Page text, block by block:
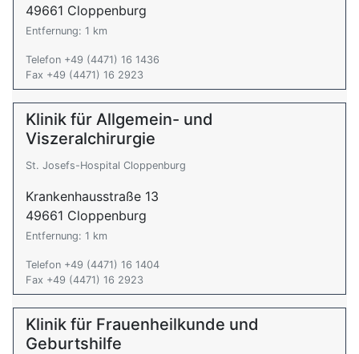
49661 Cloppenburg
Entfernung: 1 km
Telefon +49 (4471) 16 1436
Fax +49 (4471) 16 2923
Klinik für Allgemein- und
Viszeralchirurgie
St. Josefs-Hospital Cloppenburg
Krankenhausstraße 13
49661 Cloppenburg
Entfernung: 1 km
Telefon +49 (4471) 16 1404
Fax +49 (4471) 16 2923
Klinik für Frauenheilkunde und
Geburtshilfe